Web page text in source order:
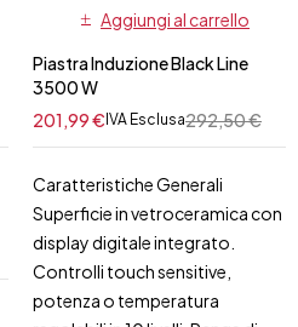
Aggiungi al carrello
Piastra Induzione Black Line
3500 W
292,50€
201,99€IVA Esclusa
Caratteristiche Generali
Superficie in vetroceramica con
display digitale integrato.
Controlli touch sensitive,
potenza o temperatura